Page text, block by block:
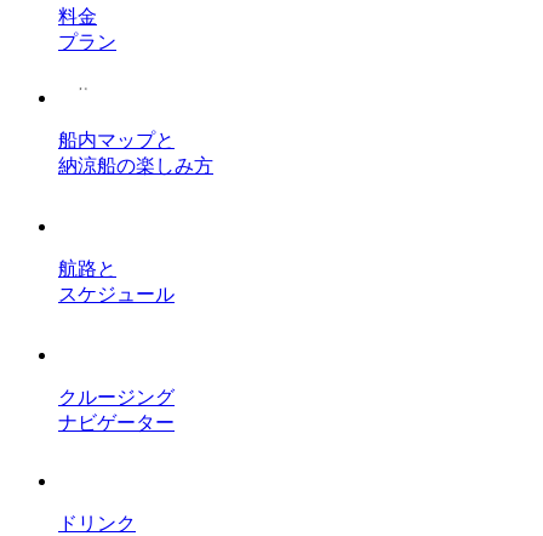
料金
プラン
船内マップと
納涼船の楽しみ方
航路と
スケジュール
クルージング
ナビゲーター
ドリンク